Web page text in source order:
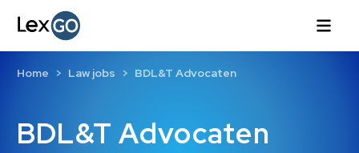
BDL&T Advocaten
Home Law jobs BDL&T Advocaten